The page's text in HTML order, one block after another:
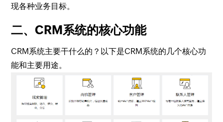
现各种业务目标。
二、CRM系统的核心功能
CRM系统主要干什么的？以下是CRM系统的几个核心功
能和主要用途。